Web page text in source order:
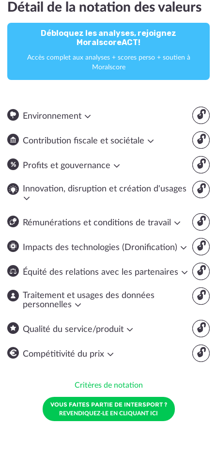
Détail de la notation des valeurs
Débloquez les analyses, rejoignez
MoralscoreACT!
Accès complet aux analyses + scores perso + soutien à
Moralscore
🔓
Environnement
🔓
Contribution fiscale et sociétale
🔓
Profits et gouvernance
🔓
Innovation, disruption et création d'usages
🔓
Rémunérations et conditions de travail
🔓
Impacts des technologies (Dronification)
🔓
Équité des relations avec les partenaires
🔓
Traitement et usages des données
personnelles
🔓
Qualité du service/produit
🔓
Compétitivité du prix
Critères de notation
VOUS FAITES PARTIE DE INTERSPORT ?
REVENDIQUEZ-LE EN CLIQUANT ICI